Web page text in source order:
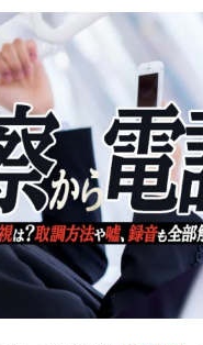
埼玉 東京
三重
兵庫 奈良